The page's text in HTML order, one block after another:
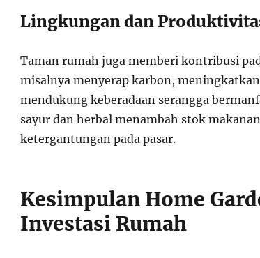
Lingkungan dan
Taman rumah juga memberi kontribusi
misalnya menyerap karbon,
mendukung keberadaan serangga
sayur dan herbal menambah stok
ketergantungan pada pasar.
Kesimpulan Home
Investasi Rumah